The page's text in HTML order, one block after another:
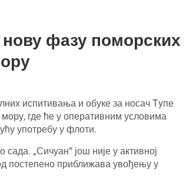
фазу поморских
испитивања и обуке за носач Тyпе
где ће у оперативним условима
употребу у флоти.
„Сичуан“ још није у активној
постепено приближава увођењу у